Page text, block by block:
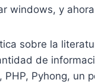
windows, y
sobre la
de
PHP, Pyhong, un